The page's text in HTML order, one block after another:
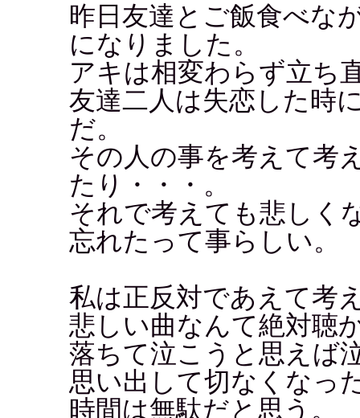
昨日友達とご飯食べな
になりました。
アキは相変わらず立ち
友達二人は失恋した時
だ。
その人の事を考えて考
たり・・・。
それで考えても悲しく
忘れたって事らしい。
私は正反対であえて考
悲しい曲なんて絶対聴
落ちて泣こうと思えば
思い出して切なくなっ
時間は無駄だと思う。